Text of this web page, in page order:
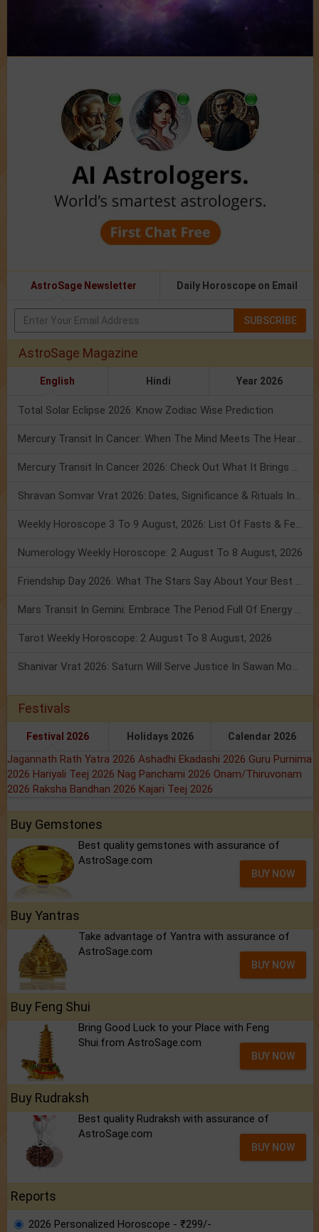
AstroSage Newsletter Daily Horoscope on Email
SUBSCRIBE
AstroSage Magazine
English Hindi Year 2026
Total Solar Eclipse 2026: Know Zodiac Wise Prediction
Mercury Transit In Cancer: When The Mind Meets The Heart!
Mercury Transit In Cancer 2026: Check Out What It Brings For You
Shravan Somvar Vrat 2026: Dates, Significance & Rituals In August
Weekly Horoscope 3 To 9 August, 2026: List Of Fasts & Festivals
Numerology Weekly Horoscope: 2 August To 8 August, 2026
Friendship Day 2026: What The Stars Say About Your Best Friend!
Mars Transit In Gemini: Embrace The Period Full Of Energy & Intelligence
Tarot Weekly Horoscope: 2 August To 8 August, 2026
Shanivar Vrat 2026: Saturn Will Serve Justice In Sawan Month!
Festivals
Festival 2026 Holidays 2026 Calendar 2026
Jagannath Rath Yatra 2026 Ashadhi Ekadashi 2026 Guru Purnima
2026 Hariyali Teej 2026 Nag Panchami 2026 Onam/Thiruvonam
2026 Raksha Bandhan 2026 Kajari Teej 2026
Buy Gemstones
Best quality gemstones with assurance of
AstroSage.com
BUY NOW
Buy Yantras
Take advantage of Yantra with assurance of
AstroSage.com
BUY NOW
Buy Feng Shui
Bring Good Luck to your Place with Feng
Shui.from AstroSage.com
BUY NOW
Buy Rudraksh
Best quality Rudraksh with assurance of
AstroSage.com
BUY NOW
Reports
2026 Personalized Horoscope - ₹299/-